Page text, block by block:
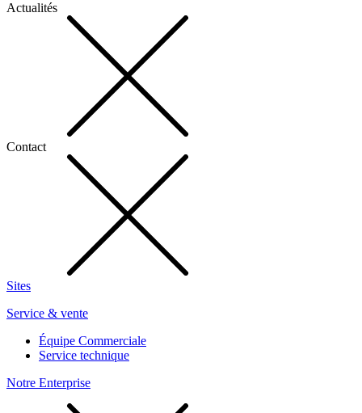
Actualités
Contact
Sites
Service & vente
Équipe Commerciale
Service technique
Notre Enterprise